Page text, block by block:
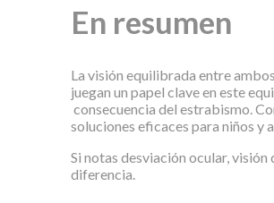
En resumen
La visión equilibrada entre
juegan un papel clave en este
consecuencia del estrabismo.
soluciones eficaces para niños y
Si notas desviación ocular,
diferencia.